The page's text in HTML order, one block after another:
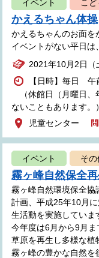
イベント こど
かえるちゃん体操
かえるちゃんのお面を
イベントがない平日は
2021年10月2日（
【日時】毎日 午
（休館日（月曜日、
ないこともあります。）
児童センター
イベント その
霧ヶ峰自然保全
霧ヶ峰自然環境保全協
計画、平成25年10月
生活動を実施していま
今年度は6月から9月ま
草原を再生し多様な植
霧ヶ峰の豊かな自然を